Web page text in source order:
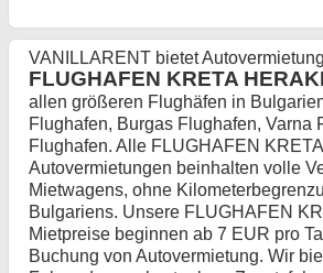
VANILLARENT bietet
FLUGHAFEN KRETA
allen größeren Flughäfen in
Flughafen, Burgas Flughafen, Varna
Flughafen. Alle FLUGHAFEN
Autovermietungen beinhalten volle
Mietwagens, ohne
Bulgariens. Unsere FLUGHAFEN
Mietpreise beginnen ab 7 EUR pro
Buchung von Autovermietung. Wir